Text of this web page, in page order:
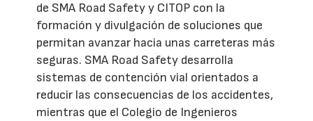
de SMA Road Safety y CITOP con la
formación y divulgación de soluciones que
permitan avanzar hacia unas carreteras más
seguras. SMA Road Safety desarrolla
sistemas de contención vial orientados a
reducir las consecuencias de los accidentes,
mientras que el Colegio de Ingenieros